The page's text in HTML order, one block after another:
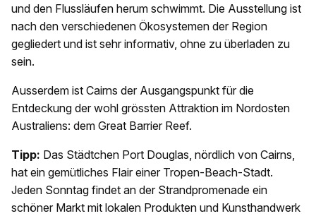
und den Flussläufen herum schwimmt. Die Ausstellung ist
nach den verschiedenen Ökosystemen der Region
gegliedert und ist sehr informativ, ohne zu überladen zu
sein.
Ausserdem ist Cairns der Ausgangspunkt für die
Entdeckung der wohl grössten Attraktion im Nordosten
Australiens: dem Great Barrier Reef.
Tipp: Das Städtchen Port Douglas, nördlich von Cairns,
hat ein gemütliches Flair einer Tropen-Beach-Stadt.
Jeden Sonntag findet an der Strandpromenade ein
schöner Markt mit lokalen Produkten und Kunsthandwerk